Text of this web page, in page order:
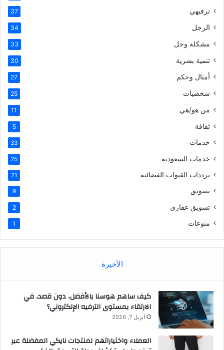
ترفيهي 37
الرجل 34
مشكلة وحل 33
تنمية بشرية 30
أمثال وحكم 27
شخصيات 25
من هو/هي 11
ثقافة 5
خدمات 33
خدمات السعودية 25
ترددات القنوات الفضائية 21
تسويق 9
تسويق عقاري 2
منوعات 1
الأخيرة
كيف ساهم هوسنا بالأفضل، دون قصد، في
الارتقاء بمستوى الترفيه الإلكتروني؟
أبريل 7, 2026
العملاء واختياراتهم لمنتجات نايكي المفضلة عبر